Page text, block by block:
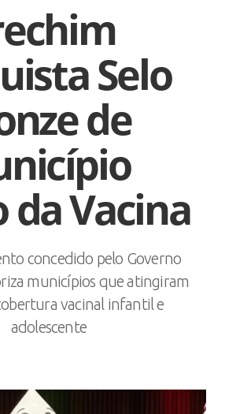
Selo
de
da Vacina
concedido pelo Governo
municípios que atingiram
vacinal infantil e
adolescente